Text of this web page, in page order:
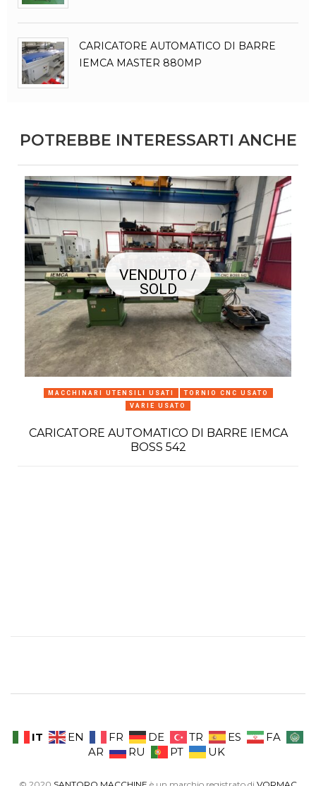
CARICATORE AUTOMATICO DI BARRE
IEMCA MASTER 880MP
POTREBBE INTERESSARTI ANCHE
VENDUTO /
SOLD
MACCHINARI UTENSILI USATI
TORNIO CNC USATO
VARIE USATO
CARICATORE AUTOMATICO DI BARRE IEMCA
BOSS 542
IT EN FR DE TR ES
FA
AR
RU PT UK